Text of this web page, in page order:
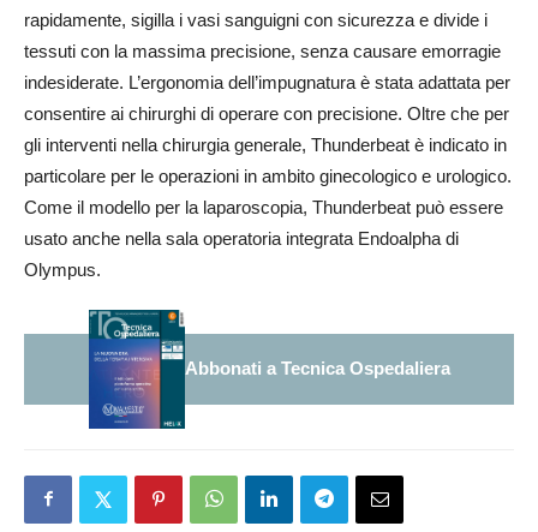
rapidamente, sigilla i vasi sanguigni con sicurezza e divide i
tessuti con la massima precisione, senza causare emorragie
indesiderate. L’ergonomia dell’impugnatura è stata adattata per
consentire ai chirurghi di operare con precisione. Oltre che per
gli interventi nella chirurgia generale, Thunderbeat è indicato in
particolare per le operazioni in ambito ginecologico e urologico.
Come il modello per la laparoscopia, Thunderbeat può essere
usato anche nella sala operatoria integrata Endoalpha di
Olympus.
Abbonati a Tecnica Ospedaliera